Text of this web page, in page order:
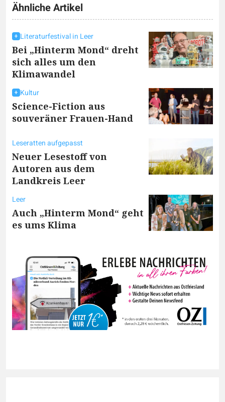
Ähnliche Artikel
Literaturfestival in Leer
Bei „Hinterm Mond“ dreht
sich alles um den
Klimawandel
Kultur
Science-Fiction aus
souveräner Frauen-Hand
Leseratten aufgepasst
Neuer Lesestoff von
Autoren aus dem
Landkreis Leer
Leer
Auch „Hinterm Mond“ geht
es ums Klima